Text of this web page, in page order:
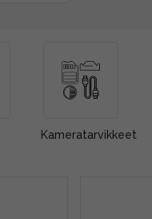
Kameratarvikkeet